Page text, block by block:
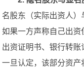
名股东（实际出资人）
如果一方声称自己出资
出资证明书、银行转账
一旦认定，该部分资